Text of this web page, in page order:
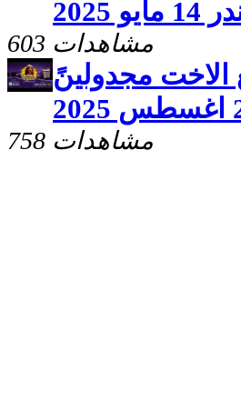
2025
603 مشاهدات
مجدولينً
758 مشاهدات